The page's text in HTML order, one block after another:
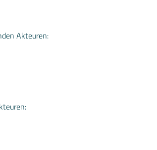
Akteuren: